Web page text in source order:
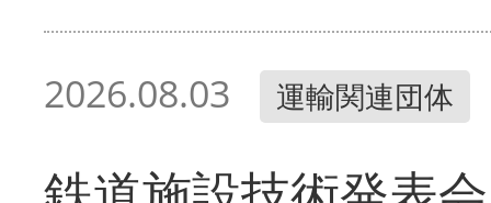
2026.08.03 運輸関連団体